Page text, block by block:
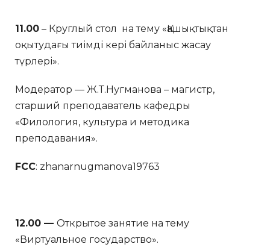
11.00 – Круглый стол на тему «Қашықтықтан
оқытудағы тиімді кері байланыс жасау
түрлері».
Модератор — Ж.Т.Нугманова – магистр,
старший преподаватель кафедры
«Филология, культура и методика
преподавания».
FCC: zhanarnugmanova19763
12.00 — Открытое занятие на тему
«Виртуальное государство».